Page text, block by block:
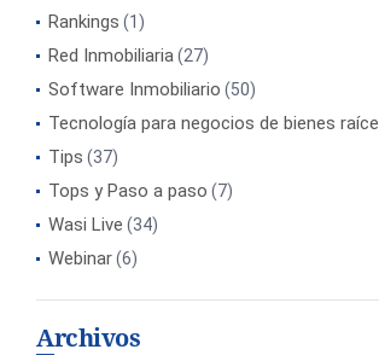
Rankings (1)
Red Inmobiliaria(27)
Software Inmobiliario (50)
Tecnología para negocios de bienes
Tips (37)
Tops y Paso a paso (7)
Wasi Live (34)
Webinar(6)
Archivos